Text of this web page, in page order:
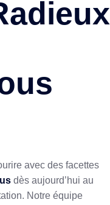
avec des facettes
dès aujourd’hui au
Notre équipe